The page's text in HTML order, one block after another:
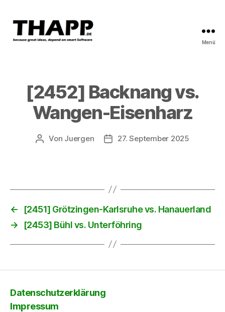
Menü
[2452] Backnang vs.
Wangen-Eisenharz
Beitragsautor
Von Juergen Beitragsdatum
27. September 2025
←
[2451] Grötzingen-Karlsruhe vs. Hanauerland
→
[2453] Bühl vs. Unterföhring
Datenschutzerklärung
Impressum